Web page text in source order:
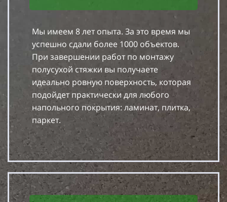
Мы имеем 8 лет опыта. За это время мы
успешно сдали более 1000 объектов.
При завершении работ по монтажу
полусухой стяжки вы получаете
идеально ровную поверхность, которая
подойдет практически для любого
напольного покрытия: ламинат, плитка,
паркет.